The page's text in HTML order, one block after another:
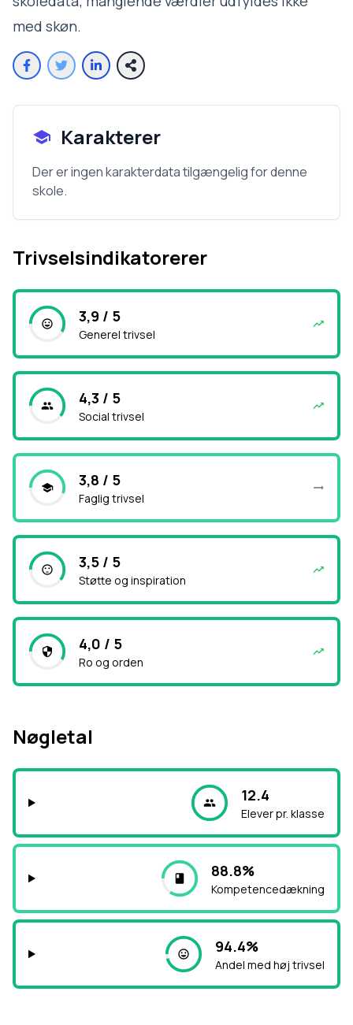
med skøn.
Karakterer
Der er ingen karakterdata tilgængelig for denne
skole.
Trivselsindikatorerer
3,9 / 5
Generel trivsel
4,3 / 5
Social trivsel
3,8 / 5
Faglig trivsel
3,5 / 5
Støtte og inspiration
4,0 / 5
Ro og orden
Nøgletal
12.4
Elever pr. klasse
88.8%
Kompetencedækning
94.4%
Andel med høj trivsel